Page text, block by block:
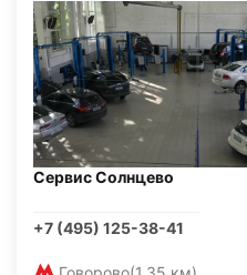
Сервис Солнцево
+7 (495) 125-38-41